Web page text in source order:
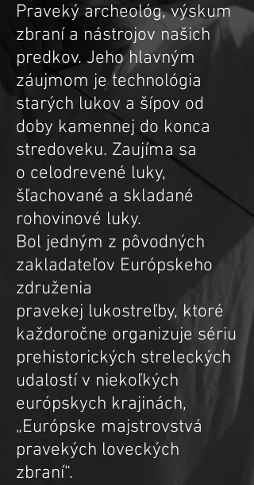
Praveký archeológ, výskum
zbraní a nástrojov našich
predkov. Jeho hlavným
záujmom je technológia
starých lukov a šípov od
doby kamennej do konca
stredoveku. Zaujíma sa
o celodrevené luky,
šľachované a skladané
rohovinové luky.
Bol jedným z pôvodných
zakladateľov Európskeho
združenia
pravekej lukostreľby, ktoré
každoročne organizuje sériu
prehistorických streleckých
udalostí v niekoľkých
európskych krajinách,
„Európske majstrovstvá
pravekých loveckých
zbraní“.